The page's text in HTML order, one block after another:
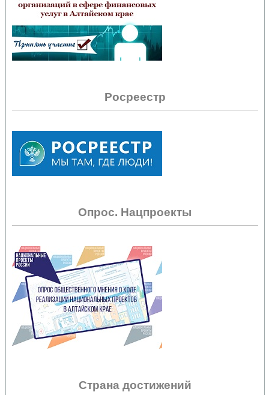
Росреестр
Опрос. Нацпроекты
Страна достижений